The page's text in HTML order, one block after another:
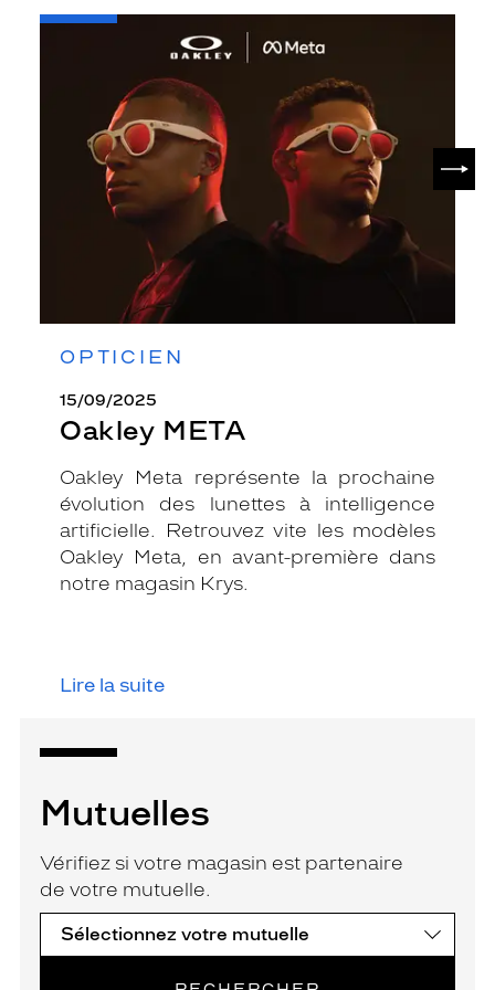
OPTICIEN
15/09/2025
Oakley META
Oakley Meta représente la prochaine
évolution des lunettes à intelligence
artificielle. Retrouvez vite les modèles
Oakley Meta, en avant-première dans
notre magasin Krys.
Lire la suite
-
Mutuelles
Vérifiez si votre magasin est partenaire
de votre mutuelle.